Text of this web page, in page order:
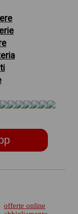
offerte online